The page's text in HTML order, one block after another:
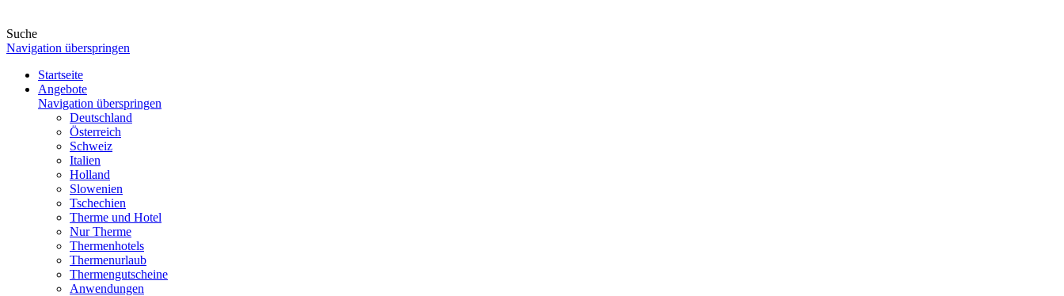
Suche
Navigation überspringen
Startseite
Angebote
Navigation überspringen
Deutschland
Österreich
Schweiz
Italien
Holland
Slowenien
Tschechien
Therme und Hotel
Nur Therme
Thermenhotels
Thermenurlaub
Thermengutscheine
Anwendungen